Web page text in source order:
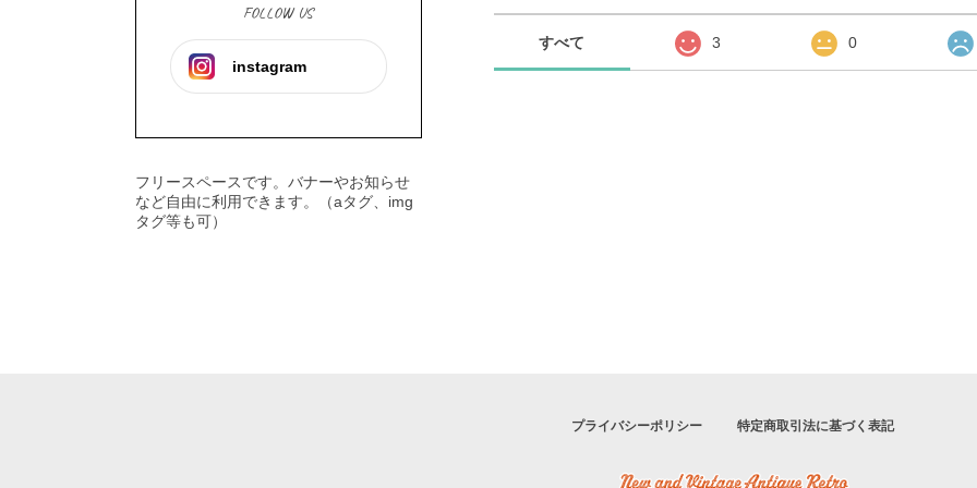
FOLLOW US
instagram
フリースペースです。バナーやお知らせ
など自由に利用できます。（aタグ、img
タグ等も可）
すべて 3 0
プライバシーポリシー 特定商取引法に基づく表記